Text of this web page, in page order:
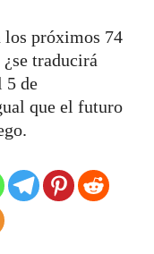
los próximos 74
traducirá
5 de
que el futuro